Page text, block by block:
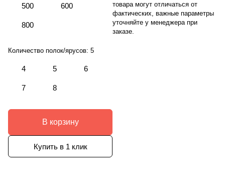
500 600
800
Количество полок/ярусов: 5
4 5 6
7 8
В корзину
Купить в 1 клик
товара могут отличаться от
фактических, важные параметры
уточняйте у менеджера при
заказе.